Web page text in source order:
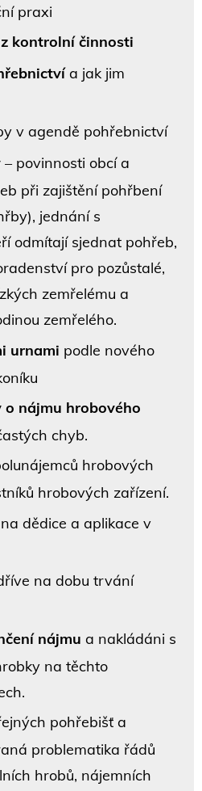
praxi
kontrolní činnosti
a jak jim
v agendě pohřebnictví
– povinnosti obcí a
při zajištění pohřbení
jednání s
odmítají sjednat pohřeb,
pro pozůstalé,
zemřelému a
zemřelého.
urnami podle nového
o nájmu hrobového
chyb.
hrobových
hrobových zařízení.
na dědice a aplikace v
na dobu trvání
nájmu a nakládáni s
na těchto
pohřebišť a
problematika řádů
hrobů, nájemních